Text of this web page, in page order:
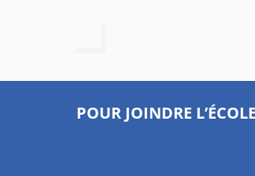
POUR JOINDRE L’ÉCOLE